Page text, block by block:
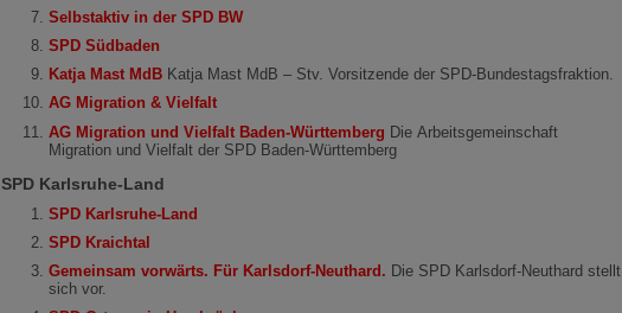
Selbstaktiv in der SPD BW
SPD Südbaden
Katja Mast MdB Katja Mast MdB – Stv. Vorsitzende der SPD-Bundestagsfraktion.
AG Migration & Vielfalt
AG Migration und Vielfalt Baden-Württemberg Die Arbeitsgemeinschaft
Migration und Vielfalt der SPD Baden-Württemberg
SPD Karlsruhe-Land
SPD Karlsruhe-Land
SPD Kraichtal
Gemeinsam vorwärts. Für Karlsdorf-Neuthard. Die SPD Karlsdorf-Neuthard stellt
sich vor.